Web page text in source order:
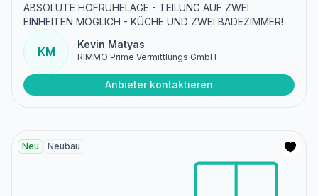
ABSOLUTE HOFRUHELAGE - TEILUNG AUF ZWEI
EINHEITEN MÖGLICH - KÜCHE UND ZWEI BADEZIMMER!
KM
Kevin Matyas
RIMMO Prime Vermittlungs GmbH
Anbieter kontaktieren
Neu Neubau